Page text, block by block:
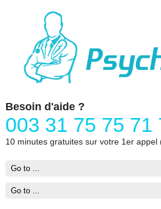
Besoin d'aide ?
003 31 75 75 71
10 minutes gratuites sur votre 1er appel